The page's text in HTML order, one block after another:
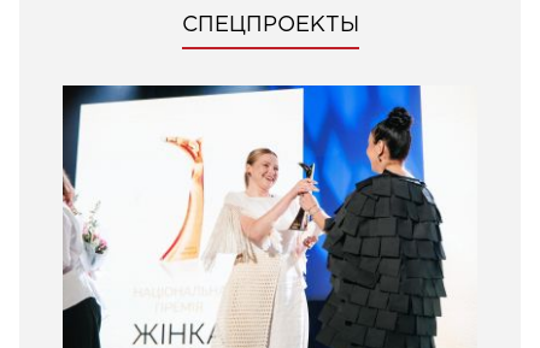
СПЕЦПРОЕКТЫ